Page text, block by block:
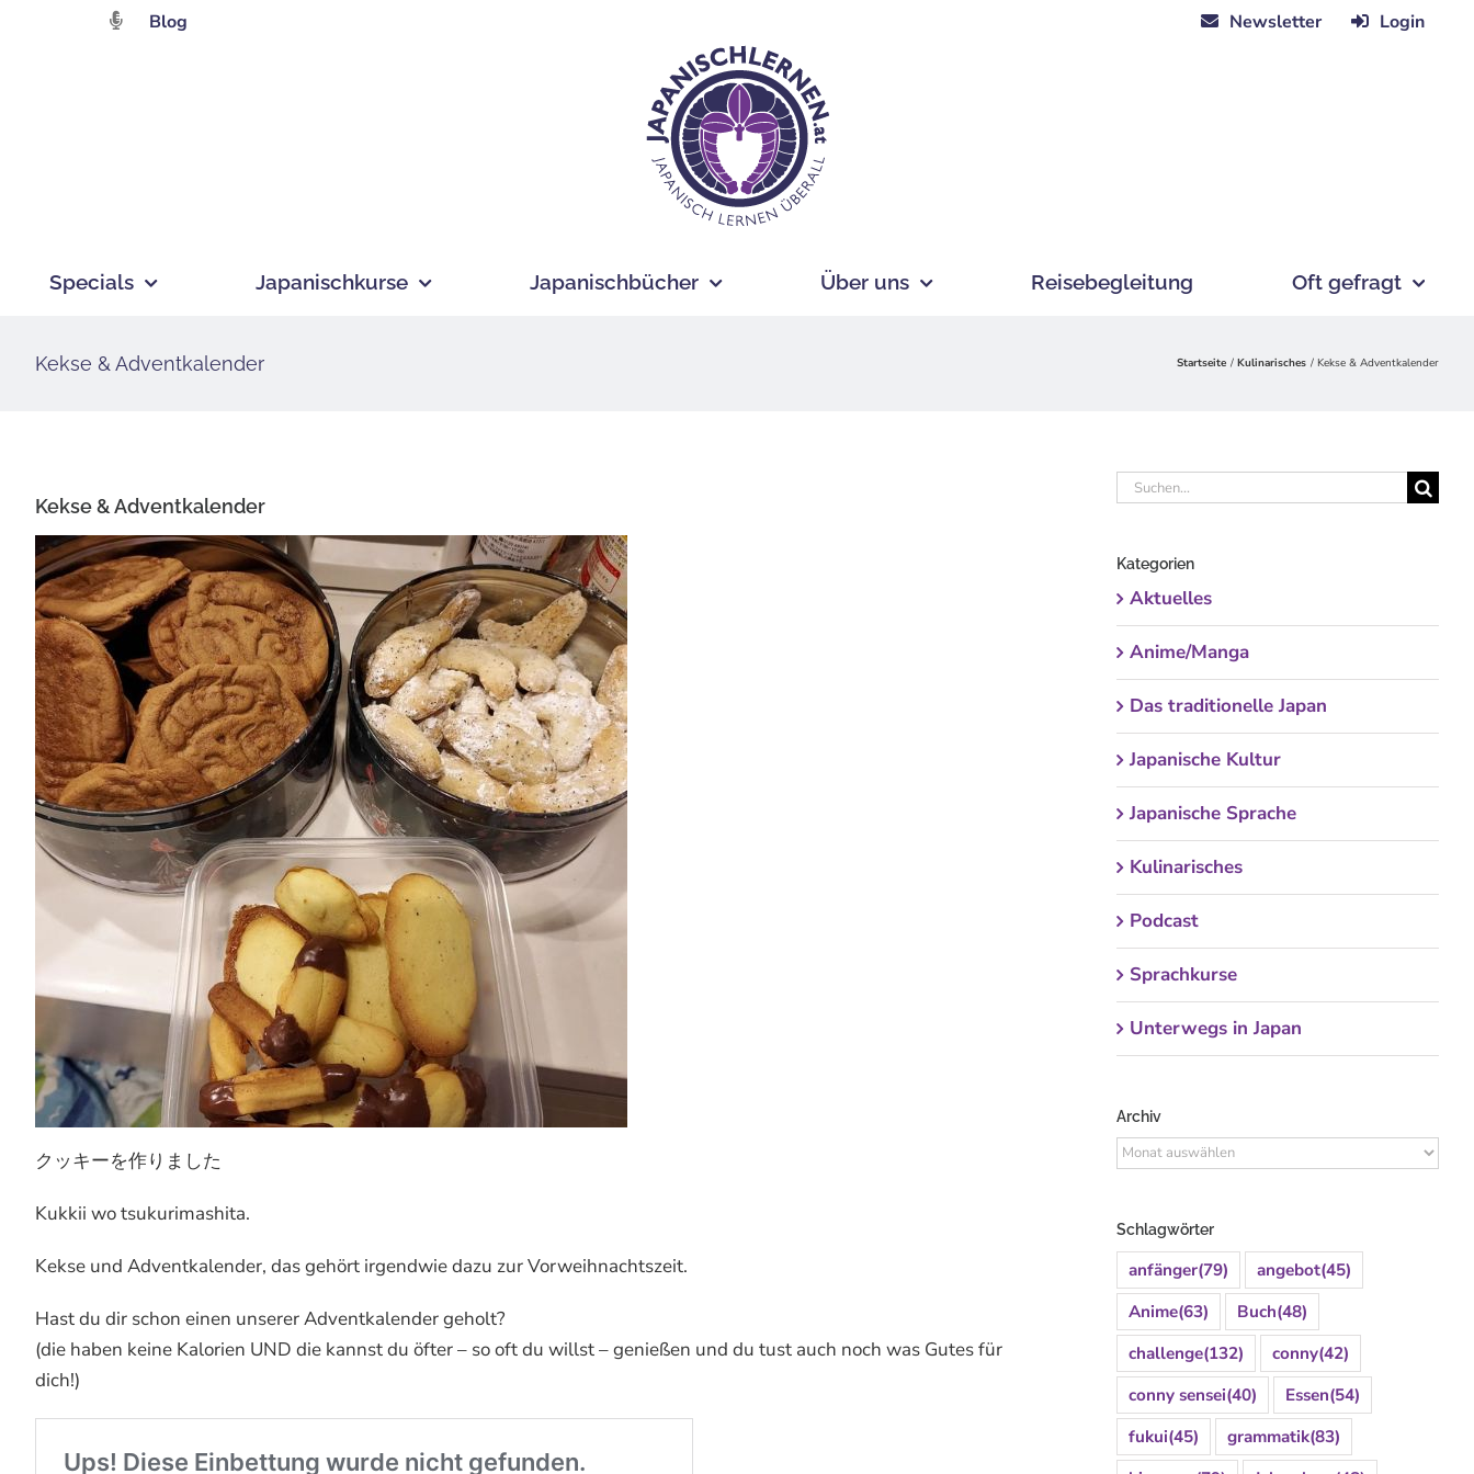
Blog Newsletter Login
Specials Japanischkurse Japanischbücher Über uns Reisebegleitung Oft gefragt
Kekse & Adventkalender Startseite Kulinarisches Kekse & Adventkalender
Kekse & Adventkalender
クッキーを作りました
Kukkii wo tsukurimashita.
Kekse und Adventkalender, das gehört irgendwie dazu zur Vorweihnachtszeit.
Hast du dir schon einen unserer Adventkalender geholt?
(die haben keine Kalorien UND die kannst du öfter – so oft du willst – genießen und du tust auch noch was Gutes für
dich!)
Suche
Kategorien
Aktuelles
Anime/Manga
Das traditionelle Japan
Japanische Kultur
Japanische Sprache
Kulinarisches
Podcast
Sprachkurse
Unterwegs in Japan
Archiv
Archiv
Schlagwörter
anfänger(79) angebot(45)
Anime(63) Buch(48)
challenge(132) conny(42)
conny sensei(40) Essen(54)
fukui(45) grammatik(83)